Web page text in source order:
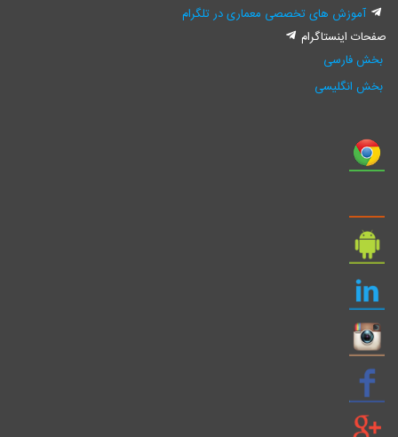
آموزش های تخصصی معماری در تلگرام
اینستاگرام
فارسی
انگلیسی